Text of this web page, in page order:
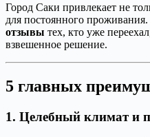
Город Саки привлекает не
для постоянного
отзывы тех, кто уже
взвешенное решение.
5 главных
1. Целебный климат и